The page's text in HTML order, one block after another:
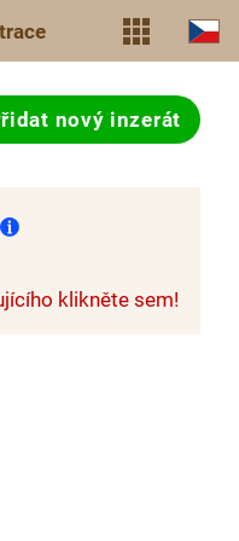
nový inzerát
klikněte sem!